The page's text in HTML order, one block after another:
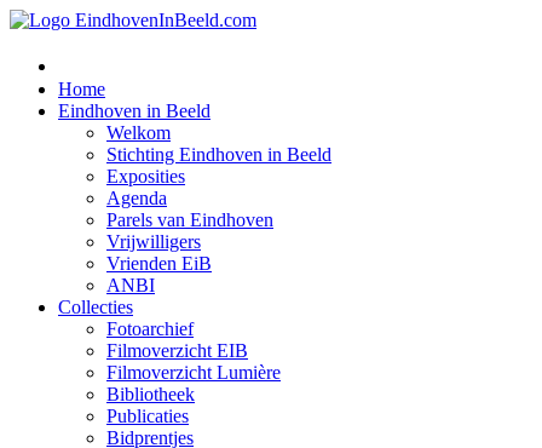
Home
Eindhoven in Beeld
Welkom
Stichting Eindhoven in Beeld
Exposities
Agenda
Parels van Eindhoven
Vrijwilligers
Vrienden EiB
ANBI
Collecties
Fotoarchief
Filmoverzicht EIB
Filmoverzicht Lumière
Bibliotheek
Publicaties
Bidprentjes